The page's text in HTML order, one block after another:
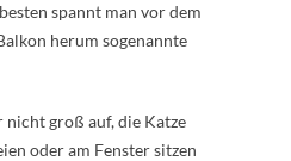
spannt man vor dem
herum sogenannte
nicht groß auf, die Katze
oder am Fenster sitzen